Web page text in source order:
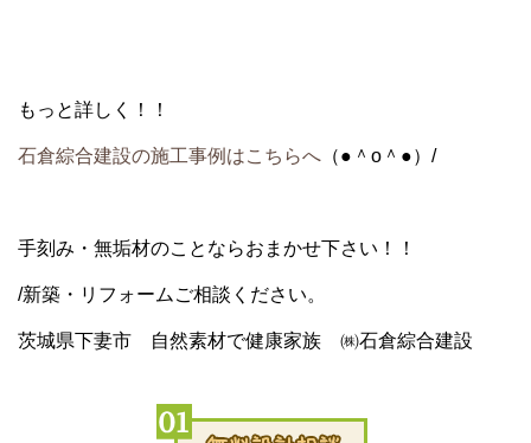
もっと詳しく！！
石倉綜合建設の施工事例はこちらへ （●＾o＾●）/
手刻み・無垢材のことならおまかせ下さい！！
/新築・リフォームご相談ください。
茨城県下妻市 自然素材で健康家族 ㈱石倉綜合建設